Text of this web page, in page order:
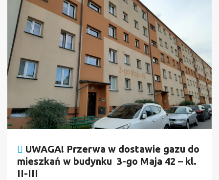
UWAGA! Przerwa w dostawie gazu do
mieszkań w budynku 3-go Maja 42 – kl.
II-III